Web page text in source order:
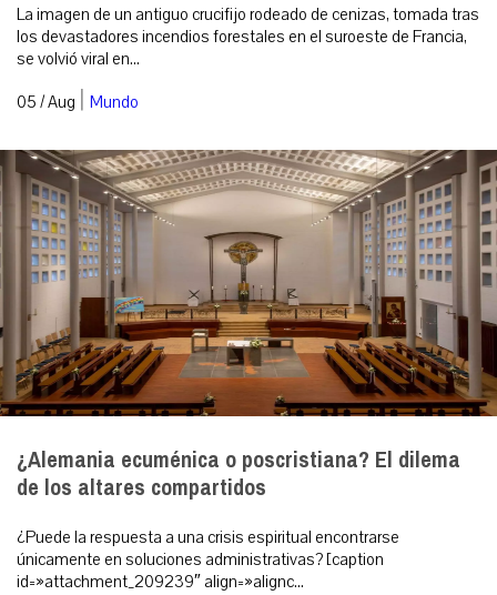
La imagen de un antiguo crucifijo rodeado de cenizas, tomada tras
los devastadores incendios forestales en el suroeste de Francia,
se volvió viral en...
05 / Aug | Mundo
¿Alemania ecuménica o poscristiana? El dilema
de los altares compartidos
¿Puede la respuesta a una crisis espiritual encontrarse
únicamente en soluciones administrativas? [caption
id=»attachment_209239″ align=»alignc...